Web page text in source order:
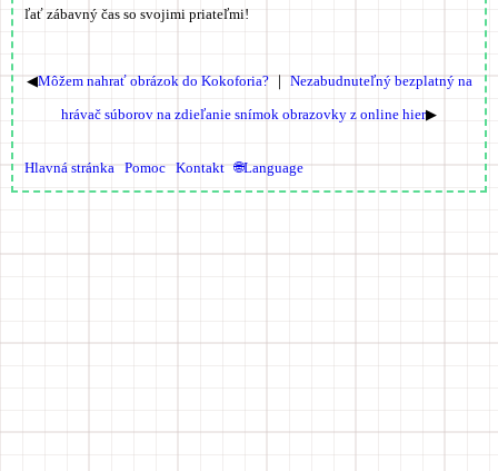
ľať zábavný čas so svojimi priateľmi!
◀Môžem nahrať obrázok do Kokoforia?｜ Nezabudnuteľný bezplatný na
hrávač súborov na zdieľanie snímok obrazovky z online hier▶
Hlavná stránka Pomoc Kontakt 🌐Language